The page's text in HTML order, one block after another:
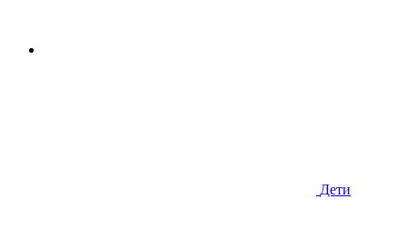
Дети